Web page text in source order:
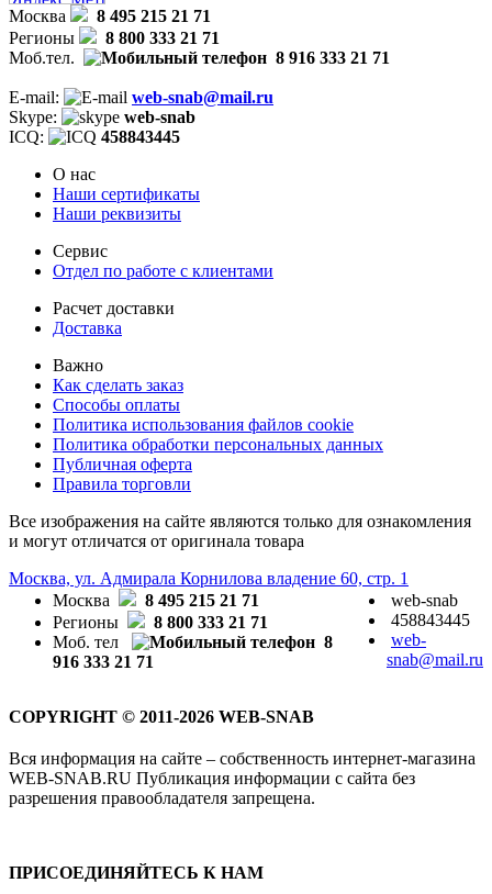
Москва
8 495 215 21 71
Регионы
8 800 333 21 71
Моб.тел.
8 916 333 21 71
E-mail:
web-snab@mail.ru
Skype:
web-snab
ICQ:
458843445
О нас
Наши сертификаты
Наши реквизиты
Сервис
Отдел по работе с клиентами
Расчет доставки
Доставка
Важно
Как сделать заказ
Способы оплаты
Политика использования файлов cookie
Политика обработки персональных данных
Публичная оферта
Правила торговли
Все изображения на сайте являются только для ознакомления
и могут отличатся от оригинала товара
Москва, ул. Адмирала Корнилова владение 60, стр. 1
Москва
8 495 215 21 71
Регионы
8 800 333 21 71
Моб. тел
8
916 333 21 71
web-snab
458843445
web-
snab@mail.ru
COPYRIGHT © 2011-2026 WEB-SNAB
Вся информация на сайте – собственность интернет-магазина
WEB-SNAB.RU Публикация информации с сайта без
разрешения правообладателя запрещена.
ПРИСОЕДИНЯЙТЕСЬ К НАМ